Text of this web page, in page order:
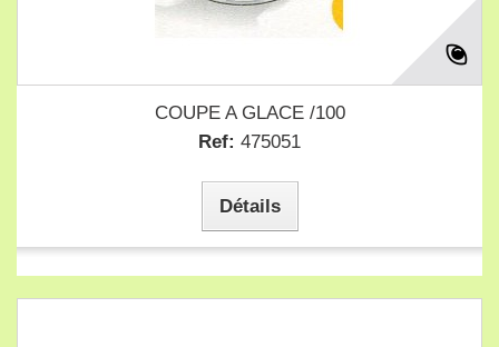
COUPE A GLACE /100
Ref: 475051
Détails